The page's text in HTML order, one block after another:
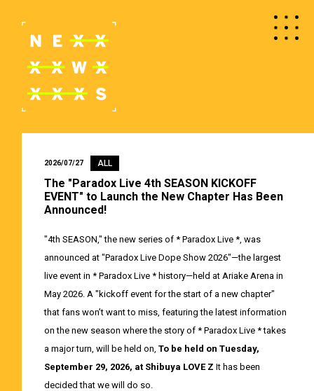
2026/07/27 ALL
The "Paradox Live 4th SEASON KICKOFF
EVENT" to Launch the New Chapter Has Been
Announced!
"4th SEASON," the new series of * Paradox Live *, was
announced at "Paradox Live Dope Show 2026"—the largest
live event in * Paradox Live * history—held at Ariake Arena in
May 2026. A "kickoff event for the start of a new chapter"
that fans won’t want to miss, featuring the latest information
on the new season where the story of * Paradox Live * takes
a major turn, will be held on, To be held on Tuesday,
September 29, 2026, at Shibuya LOVE Z It has been
decided that we will do so.